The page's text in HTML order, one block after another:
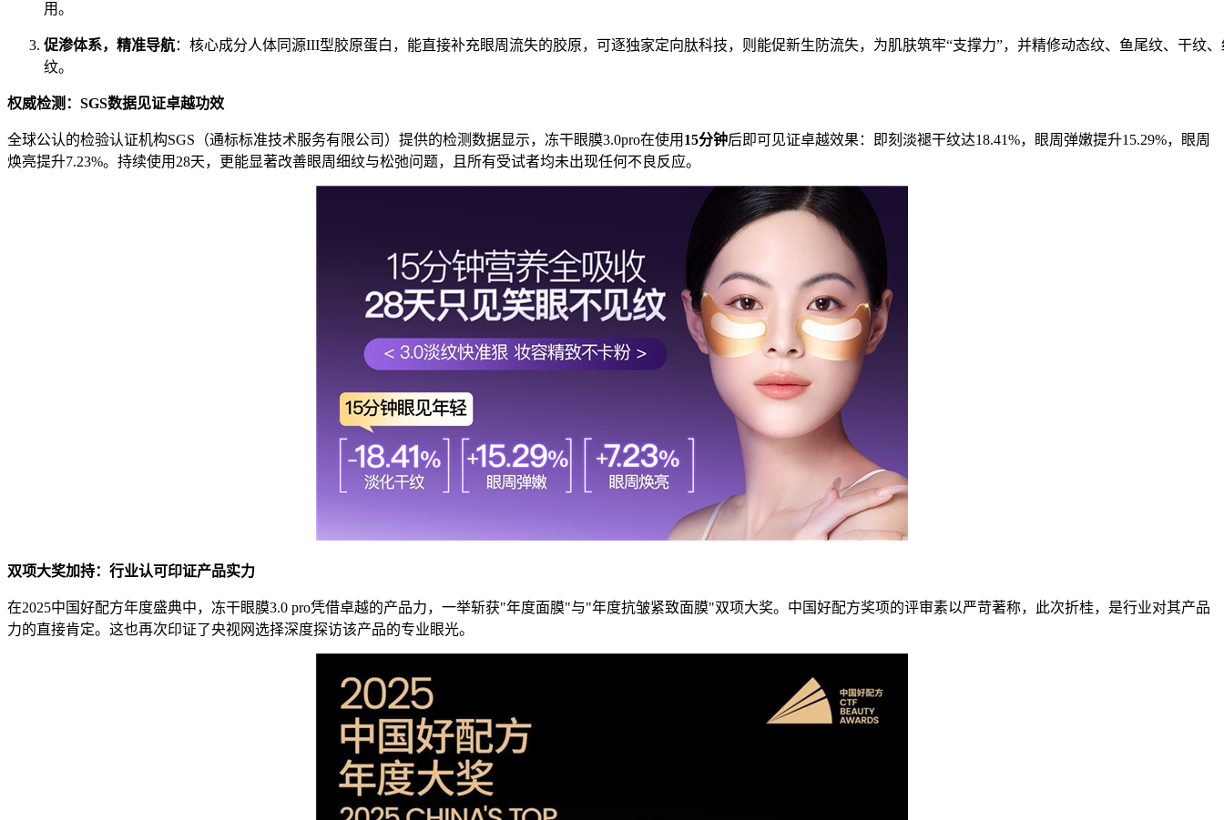
用。
促渗体系，精准导航：核心成分人体同源III型胶原蛋白，能直接补充眼周流失的胶原，可逐独家定向肽科技，则能促新生防流失，为肌肤筑牢“支撑力”，并精修动态纹、鱼尾纹、干纹、
纹。
权威检测： SGS数据见证卓越功效
全球公认的检验认证机构SGS（通标标准技术服务有限公司）提供的检测数据显示，冻干眼膜3.0pro在使用 15分钟后即可见证卓越效果：即刻淡褪干纹达18.41%，眼周弹嫩提升15.29%，眼周
焕亮提升7.23%。持续使用28天，更能显著改善眼周细纹与松弛问题，且所有受试者均未出现任何不良反应。
双项大奖加持：行业认可印证产品实力
在2025中国好配方年度盛典中，冻干眼膜3.0 pro凭借卓越的产品力，一举斩获"年度面膜"与"年度抗皱紧致面膜"双项大奖。中国好配方奖项的评审素以严苛著称，此次折桂，是行业对其产品
力的直接肯定。这也再次印证了央视网选择深度探访该产品的专业眼光。